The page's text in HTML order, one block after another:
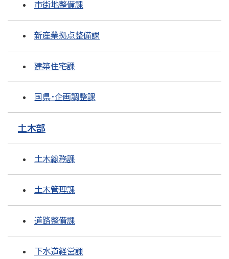
市街地整備課
新産業拠点整備課
建築住宅課
国県・企画調整課
土木部
土木総務課
土木管理課
道路整備課
下水道経営課